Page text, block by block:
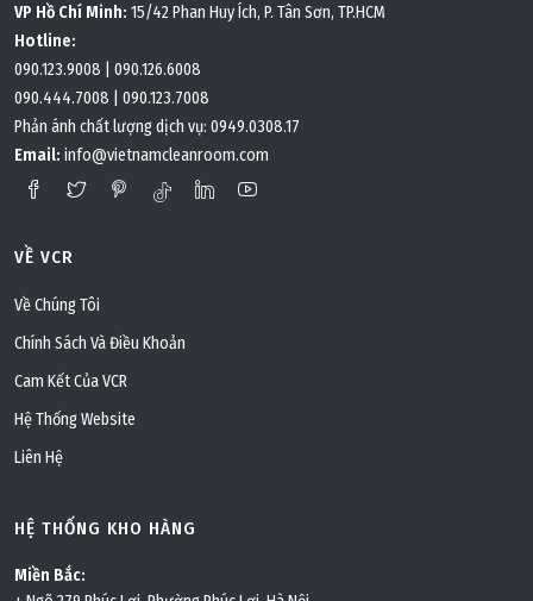
Thứ sáu, 03/06/2022 | 20:51
Panel phòng sạch là gì? Chọn loại panel nào cho
phòng sạch
VP Hồ Chí Minh: 15/42 Phan Huy Ích, P. Tân Sơn, TP.HCM
Hotline:
090.123.9008
090.126.6008
090.444.7008
090.123.7008
Phản ánh chất lượng dịch vụ: 0949.0308.17
Email: info@vietnamcleanroom.com
VỀ VCR
Về Chúng Tôi
Chính Sách Và Điều Khoản
Cam Kết Của VCR
Hệ Thống Website
Liên Hệ
HỆ THỐNG KHO HÀNG
Miền Bắc: